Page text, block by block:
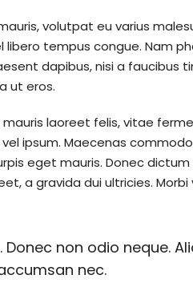
volutpat eu varius
tempus congue. Nam
dapibus, nisi a faucibus
ut eros.
laoreet felis, vitae
ipsum. Maecenas
eget mauris. Donec
a gravida dui ultricies.
non odio neque.
nec.